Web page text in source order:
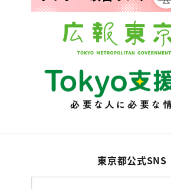
東京都公式SNS